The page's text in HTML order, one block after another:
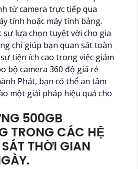
từ camera trực tiếp qua
tính hoặc máy tính bảng.
sự lựa chọn tuyệt vời cho gia
chỉ giúp bạn quan sát toàn
tiện ích cao trong việc giám
bộ camera 360 độ giá rẻ
Phát, bạn có thể an tâm
một giải pháp hiệu quả cho
500GB
TRONG CÁC HỆ
THỜI GIAN